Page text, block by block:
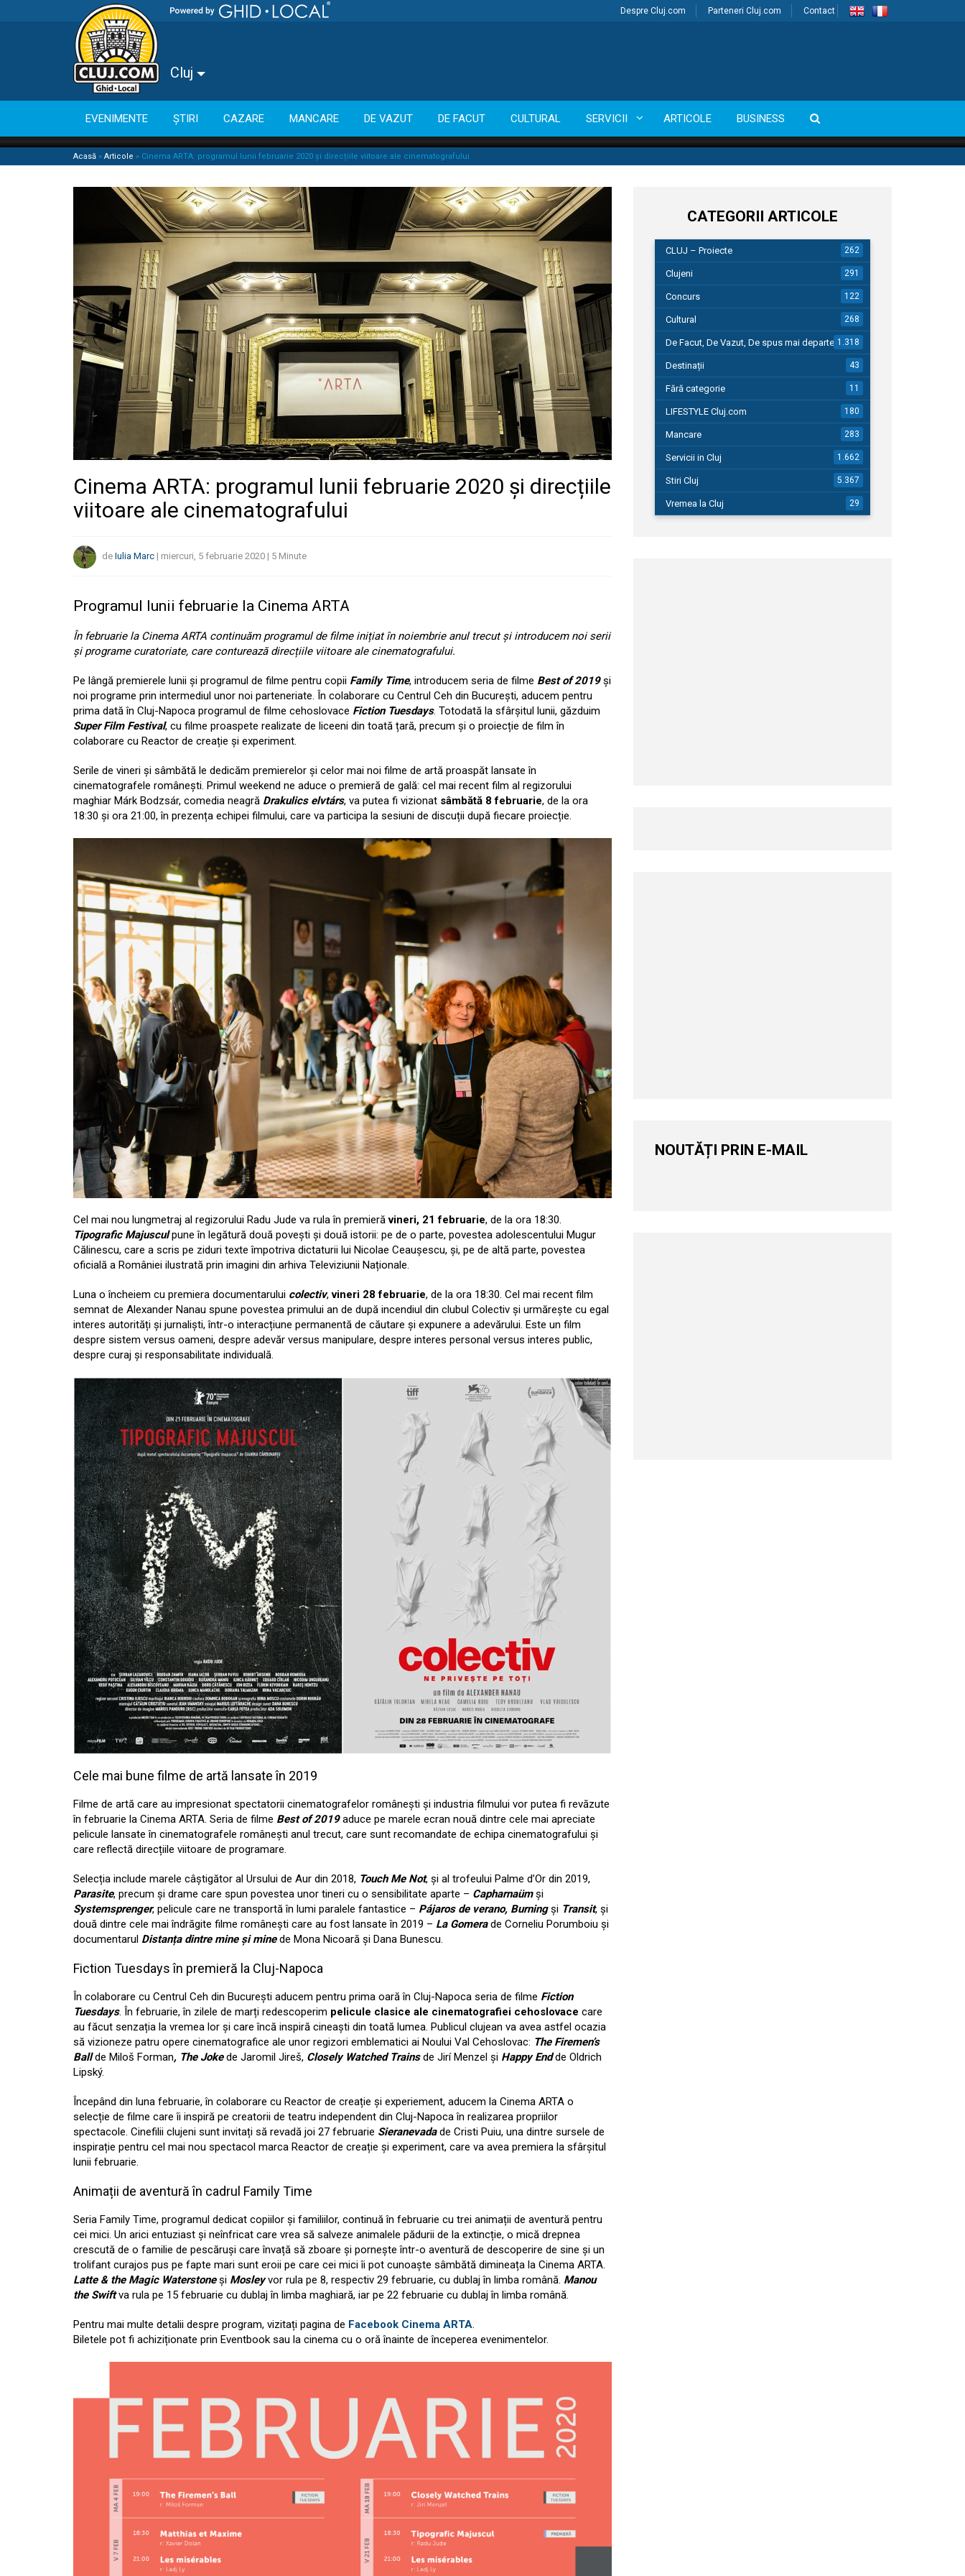
Despre Cluj.com Parteneri Cluj.com Contact
Cluj
EVENIMENTE ȘTIRI CAZARE MANCARE DE VAZUT DE FACUT CULTURAL SERVICII ARTICOLE BUSINESS
Acasă » Articole » Cinema ARTA: programul lunii februarie 2020 și direcțiile viitoare ale cinematografului
Cinema ARTA: programul lunii februarie 2020 și direcțiile
viitoare ale cinematografului
de Iulia Marc | miercuri, 5 februarie 2020 | 5 Minute
Programul lunii februarie la Cinema ARTA
În februarie la Cinema ARTA continuăm programul de filme inițiat în noiembrie anul trecut și introducem noi serii
și programe curatoriate, care conturează direcțiile viitoare ale cinematografului.
Pe lângă premierele lunii și programul de filme pentru copii Family Time, introducem seria de filme Best of 2019și
noi programe prin intermediul unor noi parteneriate. În colaborare cu Centrul Ceh din București, aducem pentru
prima dată în Cluj-Napoca programul de filme cehoslovace Fiction Tuesdays. Totodată la sfârșitul lunii, găzduim
Super Film Festival, cu filme proaspete realizate de liceeni din toată țară, precum și o proiecție de film în
colaborare cu Reactor de creație și experiment.
Serile de vineri și sâmbătă le dedicăm premierelor și celor mai noi filme de artă proaspăt lansate în
cinematografele românești. Primul weekend ne aduce o premieră de gală: cel mai recent film al regizorului
maghiar Márk Bodzsár, comedia neagră Drakulics elvtárs, va putea fi vizionat sâmbătă 8 februarie, de la ora
18:30 și ora 21:00, în prezența echipei filmului, care va participa la sesiuni de discuții după fiecare proiecție.
Cel mai nou lungmetraj al regizorului Radu Jude va rula în premierăvineri, 21 februarie, de la ora 18:30.
Tipografic Majuscul pune în legătură două povești și două istorii: pe de o parte, povestea adolescentului Mugur
Călinescu, care a scris pe ziduri texte împotriva dictaturii lui Nicolae Ceaușescu, și, pe de altă parte, povestea
oficială a României ilustrată prin imagini din arhiva Televiziunii Naționale.
Luna o încheiem cu premiera documentarului colectiv,vineri 28 februarie, de la ora 18:30. Cel mai recent film
semnat de Alexander Nanau spune povestea primului an de după incendiul din clubul Colectiv și urmărește cu egal
interes autorități și jurnaliști, într-o interacțiune permanentă de căutare și expunere a adevărului. Este un film
despre sistem versus oameni, despre adevăr versus manipulare, despre interes personal versus interes public,
despre curaj și responsabilitate individuală.
Cele mai bune filme de artă lansate în 2019
Filme de artă care au impresionat spectatorii cinematografelor românești și industria filmului vor putea fi revăzute
în februarie la Cinema ARTA. Seria de filme Best of 2019aduce pe marele ecran nouă dintre cele mai apreciate
pelicule lansate în cinematografele românești anul trecut, care sunt recomandate de echipa cinematografului și
care reflectă direcțiile viitoare de programare.
Selecția include marele câștigător al Ursului de Aur din 2018, Touch Me Not, și al trofeului Palme d’Or din 2019,
Parasite, precum și drame care spun povestea unor tineri cu o sensibilitate aparte – Capharnaümși
Systemsprenger, pelicule care ne transportă în lumi paralele fantastice – Pájaros de verano, Burningși Transit, și
două dintre cele mai îndrăgite filme românești care au fost lansate în 2019 – La Gomerade Corneliu Porumboiu și
documentarul Distanța dintre mine și minede Mona Nicoară și Dana Bunescu.
Fiction Tuesdays în premieră la Cluj-Napoca
În colaborare cu Centrul Ceh din București aducem pentru prima oară în Cluj-Napoca seria de filme Fiction
Tuesdays. În februarie, în zilele de marți redescoperim pelicule clasice ale cinematografiei cehoslovace care
au făcut senzația la vremea lor și care încă inspiră cineaști din toată lumea. Publicul clujean va avea astfel ocazia
să vizioneze patru opere cinematografice ale unor regizori emblematici ai Noului Val Cehoslovac: The Firemen’s
Ballde Miloš Forman, The Jokede Jaromil Jireš, Closely Watched Trainsde Jirí Menzel și Happy Endde Oldrich
Lipský.
Începând din luna februarie, în colaborare cu Reactor de creație și experiement, aducem la Cinema ARTA o
selecție de filme care îi inspiră pe creatorii de teatru independent din Cluj-Napoca în realizarea propriilor
spectacole. Cinefilii clujeni sunt invitați să revadă joi 27 februarie Sieranevadade Cristi Puiu, una dintre sursele de
inspirație pentru cel mai nou spectacol marca Reactor de creație și experiment, care va avea premiera la sfârșitul
lunii februarie.
Animații de aventură în cadrul Family Time
Seria Family Time, programul dedicat copiilor și familiilor, continuă în februarie cu trei animații de aventură pentru
cei mici. Un arici entuziast și neînfricat care vrea să salveze animalele pădurii de la extincție, o mică drepnea
crescută de o familie de pescăruși care învață să zboare și pornește într-o aventură de descoperire de sine și un
trolifant curajos pus pe fapte mari sunt eroii pe care cei mici îi pot cunoaște sâmbătă dimineața la Cinema ARTA.
Latte & the Magic Waterstoneși Mosleyvor rula pe 8, respectiv 29 februarie, cu dublaj în limba română. Manou
the Swiftva rula pe 15 februarie cu dublaj în limba maghiară, iar pe 22 februarie cu dublaj în limba română.
Pentru mai multe detalii despre program, vizitați pagina de Facebook Cinema ARTA.
Biletele pot fi achiziționate prin Eventbook sau la cinema cu o oră înainte de începerea evenimentelor.
CATEGORII ARTICOLE
CLUJ – Proiecte 262
Clujeni 291
Concurs 122
Cultural 268
De Facut, De Vazut, De spus mai departe…1.318
Destinații 43
Fără categorie 11
LIFESTYLE Cluj.com 180
Mancare 283
Servicii in Cluj 1.662
Stiri Cluj 5.367
Vremea la Cluj 29
NOUTĂȚI PRIN E-MAIL